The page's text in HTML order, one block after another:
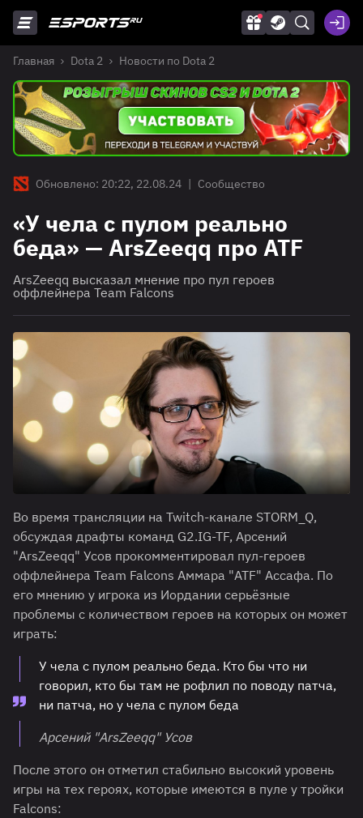
Главная Dota 2 Новости по Dota 2
Обновлено: 20:22, 22.08.24 | Сообщество
«У чела с пулом реально
беда» — ArsZeeqq про ATF
ArsZeeqq высказал мнение про пул героев
оффлейнера Team Falcons
Во время трансляции на Twitch-канале STORM_Q,
обсуждая драфты команд G2.IG-TF, Арсений
"ArsZeeqq" Усов прокомментировал пул-героев
оффлейнера Team Falcons Аммара "ATF" Ассафа. По
его мнению у игрока из Иордании серьёзные
проблемы с количеством героев на которых он может
играть:
У чела с пулом реально беда. Кто бы что ни
говорил, кто бы там не рофлил по поводу патча,
ни патча, но у чела с пулом беда
Арсений "ArsZeeqq" Усов
После этого он отметил стабильно высокий уровень
игры на тех героях, которые имеются в пуле у тройки
Falcons: